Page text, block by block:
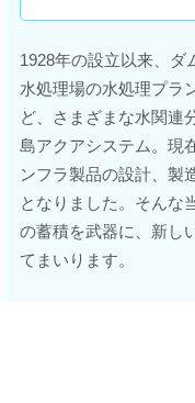
1928年の設立以来、ダ
水処理場の水処理プラ
ど、さまざまな水関連
島アクアシステム。現
ンフラ製品の設計、製
となりました。そんな
の蓄積を武器に、新し
てまいります。